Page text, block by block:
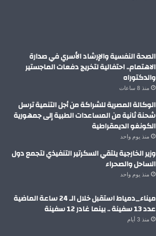
الصحة النفسية والإرشاد الأسري في صدارة
الاهتمام.. احتفالية لتخريج دفعات الماجستير
والدكتوراه
منذ 8 ساعات
الوكالة المصرية للشراكة من أجل التنمية ترسل
شحنة ثانية من المساعدات الطبية إلى جمهورية
الكونغو الديمقراطية
منذ يوم واحد
وزير الخارجية يلتقي السكرتير التنفيذي لتجمع دول
الساحل والصحراء
منذ يوم واحد
ميناء_دمياط استقبل خلال الـ 24 ساعة الماضية
عدد 13 سفينة .. بينما غادر 12 سفينة
منذ 3 أيام